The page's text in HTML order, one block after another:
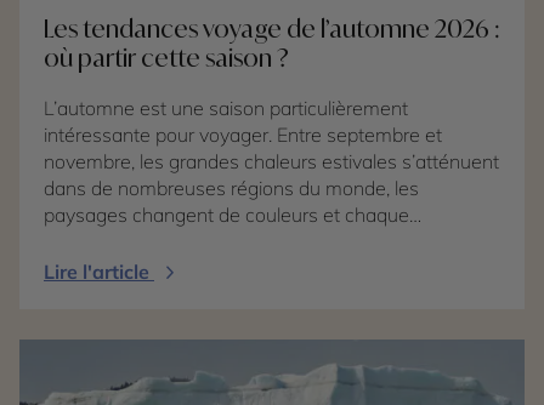
Les tendances voyage de l’automne 2026 :
où partir cette saison ?
L’automne est une saison particulièrement
intéressante pour voyager. Entre septembre et
novembre, les grandes chaleurs estivales s’atténuent
dans de nombreuses régions du monde, les
paysages changent de couleurs et chaque
2026, les tendances voyage confirment surtout une
associer aventure et détente. Certaines destinations
Lire l'article